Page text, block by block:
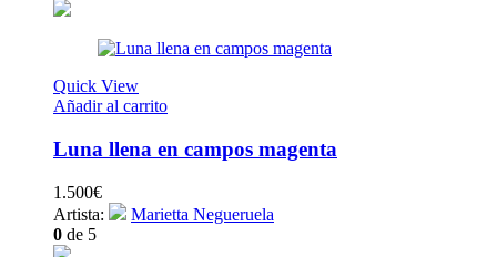
Quick View
Añadir al carrito
Luna llena en campos magenta
1.500€
Artista:
Marietta Negueruela
0 de 5